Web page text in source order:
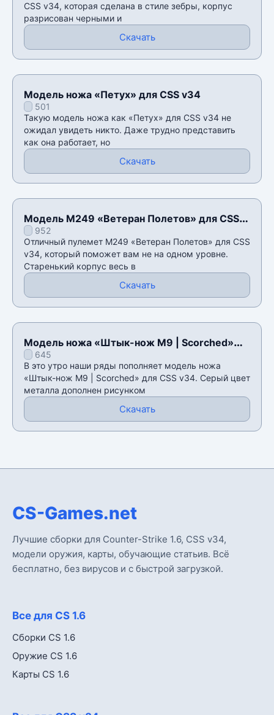
CSS v34, которая сделана в стиле зебры, корпус
разрисован черными и
Скачать
Модель ножа «Петух» для CSS v34
501
Такую модель ножа как «Петух» для CSS v34 не
ожидал увидеть никто. Даже трудно представить
как она работает, но
Скачать
Модель M249 «Ветеран Полетов» для CSS
v34952
Отличный пулемет M249 «Ветеран Полетов» для CSS
v34, который поможет вам не на одном уровне.
Старенький корпус весь в
Скачать
Модель ножа «Штык-нож M9 | Scorched»
для CSS v34
645
В это утро наши ряды пополняет модель ножа
«Штык-нож M9 | Scorched» для CSS v34. Серый цвет
металла дополнен рисунком
Скачать
CS-Games.net
Лучшие сборки для Counter-Strike 1.6, CSS v34,
модели оружия, карты, обучающие статьив. Всё
бесплатно, без вирусов и с быстрой загрузкой.
Все для CS 1.6
Сборки CS 1.6
Оружие CS 1.6
Карты CS 1.6